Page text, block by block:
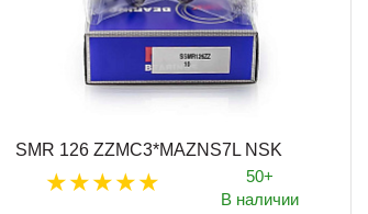
SMR 126 ZZMC3*MAZNS7L NSK
50+
В наличии